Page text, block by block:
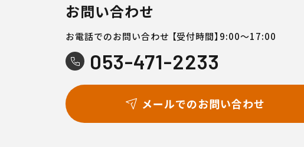
お問い合わせ
お電話でのお問い合わせ 【受付時間】9:00〜17:00
053-471-2233
メールでのお問い合わせ